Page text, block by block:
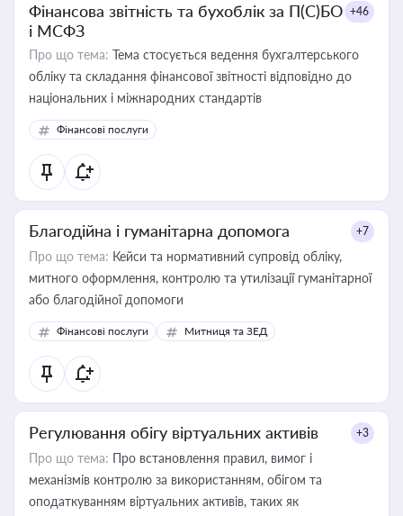
Фінансова звітність та бухоблік за П(С)БО
і МСФЗ
+46
Про що тема: Тема стосується ведення бухгалтерського
обліку та складання фінансової звітності відповідно до
національних і міжнародних стандартів
Фінансові послуги
Благодійна і гуманітарна допомога +7
Про що тема: Кейси та нормативний супровід обліку,
митного оформлення, контролю та утилізації гуманітарної
або благодійної допомоги
Фінансові послуги Митниця та ЗЕД
Регулювання обігу віртуальних активів +3
Про що тема: Про встановлення правил, вимог і
механізмів контролю за використанням, обігом та
оподаткуванням віртуальних активів, таких як